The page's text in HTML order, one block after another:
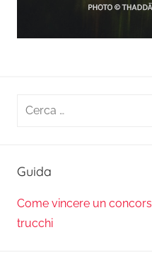
Ricerca
Guida
Come vincere un
trucchi